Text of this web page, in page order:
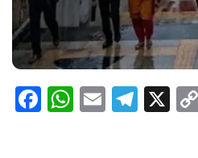
F W E T X